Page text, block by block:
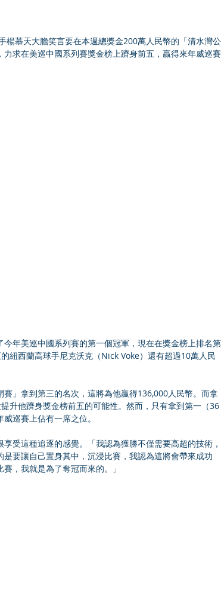
求在美巡中國系列賽獎金榜上躋身前五，贏得來年威巡賽
紐西蘭高球手尼克沃克（Nick Voke）還有超過10萬人民
」拿到第三的名次，這將為他贏得136,000人民幣。而拿
升他躋身獎金榜前五的可能性。然而，只有拿到第一（36
巡賽上佔有一席之位。
受這種追逐的感覺。「我認為獲勝不僅需要高超的技術，
要讓自己置身其中，沉浸比賽，我認為這將會帶來成功
，我就是為了奪冠而來的。」